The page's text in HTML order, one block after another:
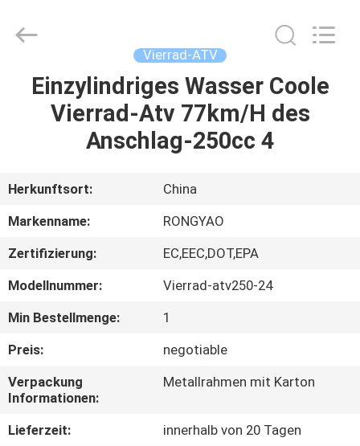
HAUS
PRODUKTE
ÜBER
UNS
FABRIK-
AUSFLUG
QUALITÄTSKONTROLLE
TRETEN
SIE
Co.,Ltd.
Vierrad-ATV
Einzylindriges Wasser Coole
Vierrad-Atv 77km/H des
Anschlag-250cc 4
Herkunftsort:
China
Markenname:
RONGYAO
Zertifizierung:
EC,EEC,DOT,EPA
Modellnummer:
Vierrad-atv250-24
Min Bestellmenge:
1
Preis:
negotiable
Verpackung
Informationen:
Metallrahmen mit Karton
Lieferzeit:
innerhalb von 20 Tagen